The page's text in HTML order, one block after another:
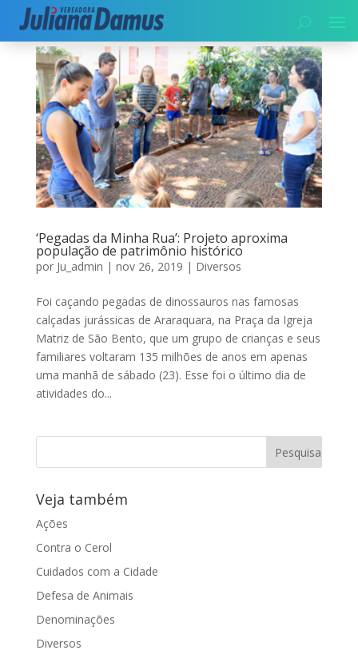
‘Pegadas da Minha Rua’: Projeto aproxima
população de patrimônio histórico
por Ju_admin | nov 26, 2019 | Diversos
Foi caçando pegadas de dinossauros nas famosas
calçadas jurássicas de Araraquara, na Praça da Igreja
Matriz de São Bento, que um grupo de crianças e seus
familiares voltaram 135 milhões de anos em apenas
uma manhã de sábado (23). Esse foi o último dia de
atividades do...
Veja também
Ações
Contra o Cerol
Cuidados com a Cidade
Defesa de Animais
Denominações
Diversos